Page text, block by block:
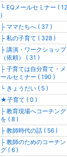
└ EQメールセミナー ( 12
)
├ ママたちへ ( 37 )
├ 私の子育て ( 328 )
├ 講演・ワークショップ
（依頼） ( 31 )
├ 子育ては自分育て・メ
ールセミナー ( 190 )
└ きょうだい ( 5 )
★子育て ( 0 )
├ 教育現場へコーチング
を ( 8 )
├ 教師時代の話 ( 56 )
├ 教師のためのコーチン
グ ( 6 )